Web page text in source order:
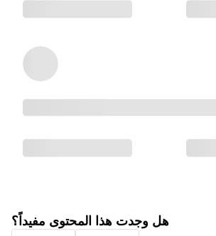
هل وجدت هذا المحتوى مفيداً؟